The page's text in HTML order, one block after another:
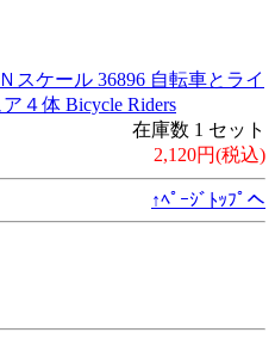
スケール 36896 自転車とライ
４体 Bicycle Riders
在庫数 1 セット
2,120円(税込)
↑ﾍﾟｰｼﾞﾄｯﾌﾟへ